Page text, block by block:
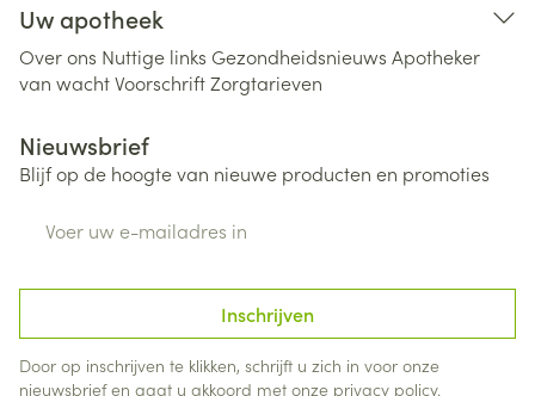
Uw apotheek
Over ons Nuttige links Gezondheidsnieuws Apotheker
van wachtVoorschriftZorgtarieven
Nieuwsbrief
Blijf op de hoogte van nieuwe producten en promoties
Inschrijven
Door op inschrijven te klikken, schrijft u zich in voor onze
nieuwsbrief en gaat u akkoord met onze privacy policy.